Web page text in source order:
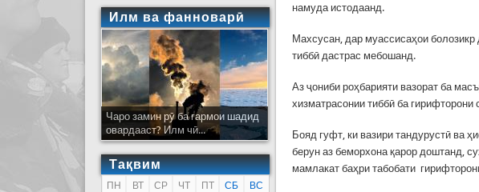
намуда истодаанд.
Махсусан, дар муассисаҳои
тиббӣ дастрас мебошанд.
Аз ҷониби роҳбарияти вазорат ба
хизматрасонии тиббӣ ба
Бояд гуфт, ки вазири тандурустӣ ва
берун аз беморхона қарор доштанд,
мамлакат баҳри табобати
Илм ва фанноварӣ
Чаро замин рӯ ба гармои шадид
овардааст? Илм чӣ...
Тақвим
ПН ВТ СР ЧТ ПТ СБ
ВС